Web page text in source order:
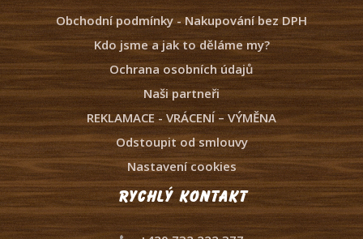
Obchodní podmínky - Nakupování bez DPH
Kdo jsme a jak to děláme my?
Ochrana osobních údajů
Naši partneři
REKLAMACE - VRÁCENÍ – VÝMĚNA
Odstoupit od smlouvy
Nastavení cookies
Rychlý kontakt